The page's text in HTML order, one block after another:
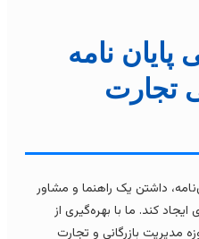
نامه
یک راهنما و مشاور
ما با بهره‌گیری از
بازرگانی و تجارت